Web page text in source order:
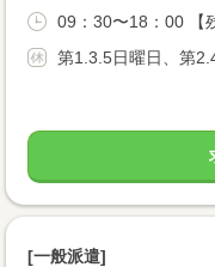
09：30〜18：00 【
第1.3.5日曜日、第
[一般派遣]